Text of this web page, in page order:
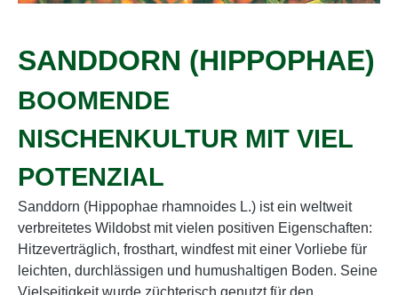
SANDDORN (HIPPOPHAE)
BOOMENDE
NISCHENKULTUR MIT VIEL
POTENZIAL
Sanddorn (Hippophae rhamnoides L.) ist ein weltweit
verbreitetes Wildobst mit vielen positiven Eigenschaften:
Hitzeverträglich, frosthart, windfest mit einer Vorliebe für
leichten, durchlässigen und humushaltigen Boden. Seine